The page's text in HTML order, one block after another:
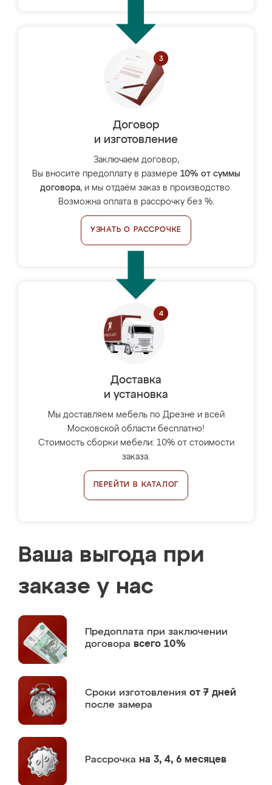
Договор
и изготовление
Заключаем договор,
Вы вносите предоплату в размере 10% от суммы
договора, и мы отдаём заказ в производство.
Возможна оплата в рассрочку без %.
УЗНАТЬ О РАССРОЧКЕ
Доставка
и установка
Мы доставляем мебель по Дрезне и всей
Московской области бесплатно!
Стоимость сборки мебели: 10% от стоимости
заказа.
ПЕРЕЙТИ В КАТАЛОГ
Ваша выгода при
заказе у нас
Предоплата при заключении
договора всего 10%
Сроки изготовления от 7 дней
после замера
Рассрочка на 3, 4, 6 месяцев